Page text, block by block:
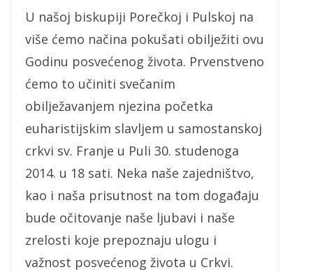
U našoj biskupiji Porečkoj i Pulskoj na
više ćemo načina pokušati obilježiti ovu
Godinu posvećenog života. Prvenstveno
ćemo to učiniti svečanim
obilježavanjem njezina početka
euharistijskim slavljem u samostanskoj
crkvi sv. Franje u Puli 30. studenoga
2014. u 18 sati. Neka naše zajedništvo,
kao i naša prisutnost na tom događaju
bude očitovanje naše ljubavi i naše
zrelosti koje prepoznaju ulogu i
važnost posvećenog života u Crkvi.